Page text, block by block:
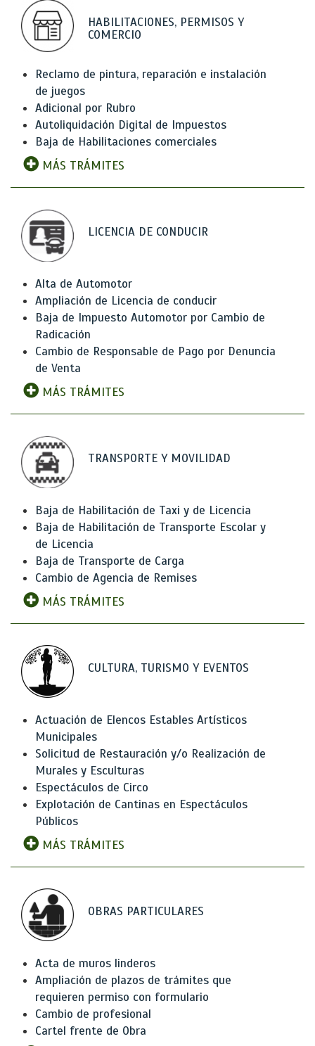
HABILITACIONES, PERMISOS Y
COMERCIO
Reclamo de pintura, reparación e instalación
de juegos
Adicional por Rubro
Autoliquidación Digital de Impuestos
Baja de Habilitaciones comerciales
MÁS TRÁMITES
LICENCIA DE CONDUCIR
Alta de Automotor
Ampliación de Licencia de conducir
Baja de Impuesto Automotor por Cambio de
Radicación
Cambio de Responsable de Pago por Denuncia
de Venta
MÁS TRÁMITES
TRANSPORTE Y MOVILIDAD
Baja de Habilitación de Taxi y de Licencia
Baja de Habilitación de Transporte Escolar y
de Licencia
Baja de Transporte de Carga
Cambio de Agencia de Remises
MÁS TRÁMITES
CULTURA, TURISMO Y EVENTOS
Actuación de Elencos Estables Artísticos
Municipales
Solicitud de Restauración y/o Realización de
Murales y Esculturas
Espectáculos de Circo
Explotación de Cantinas en Espectáculos
Públicos
MÁS TRÁMITES
OBRAS PARTICULARES
Acta de muros linderos
Ampliación de plazos de trámites que
requieren permiso con formulario
Cambio de profesional
Cartel frente de Obra